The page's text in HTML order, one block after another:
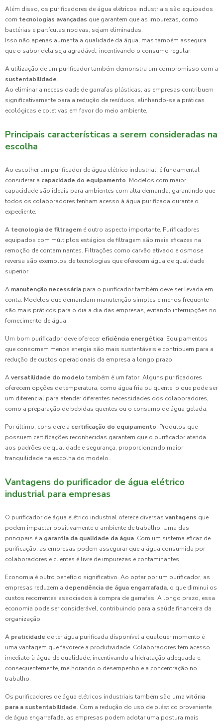
Além disso, os purificadores de água elétricos industriais são equipados
com tecnologias avançadas que garantem que as impurezas, como
bactérias e partículas nocivas, sejam eliminadas.
Isso não apenas aumenta a qualidade da água, mas também assegura
que o sabor dela seja agradável, incentivando o consumo regular.
A utilização de um purificador também demonstra um compromisso com a
sustentabilidade.
Ao eliminar a necessidade de garrafas plásticas, as empresas contribuem
significativamente para a redução de resíduos, alinhando-se a práticas
ecológicas e coletivas em favor do meio ambiente.
Principais características a serem consideradas na
escolha
Ao escolher um purificador de água elétrico industrial, é fundamental
considerar a capacidade do equipamento. Modelos com maior
capacidade são ideais para ambientes com alta demanda, garantindo que
todos os colaboradores tenham acesso à água purificada durante o
expediente.
A tecnologia de filtragem é outro aspecto importante. Purificadores
equipados com múltiplos estágios de filtragem são mais eficazes na
remoção de contaminantes. Filtrações como carvão ativado e osmose
reversa são exemplos de tecnologias que oferecem água de qualidade
superior.
A manutenção necessária para o purificador também deve ser levada em
conta. Modelos que demandam manutenção simples e menos frequente
são mais práticos para o dia a dia das empresas, evitando interrupções no
fornecimento de água.
Um bom purificador deve oferecer eficiência energética. Equipamentos
que consomem menos energia são mais sustentáveis e contribuem para a
redução de custos operacionais da empresa a longo prazo.
Aversatilidade do modelo também é um fator. Alguns purificadores
oferecem opções de temperatura, como água fria ou quente, o que pode ser
um diferencial para atender diferentes necessidades dos colaboradores,
como a preparação de bebidas quentes ou o consumo de água gelada.
Por último, considere a certificação do equipamento. Produtos que
possuem certificações reconhecidas garantem que o purificador atenda
aos padrões de qualidade e segurança, proporcionando maior
tranquilidade na escolha do modelo.
Vantagens do purificador de água elétrico
industrial para empresas
O purificador de água elétrico industrial oferece diversas vantagens que
podem impactar positivamente o ambiente de trabalho. Uma das
principais é a garantia da qualidade da água. Com um sistema eficaz de
purificação, as empresas podem assegurar que a água consumida por
colaboradores e clientes é livre de impurezas e contaminantes.
Economia é outro benefício significativo. Ao optar por um purificador, as
empresas reduzem a dependência de água engarrafada, o que diminui os
custos recorrentes associados à compra de garrafas. A longo prazo, essa
economia pode ser considerável, contribuindo para a saúde financeira da
organização.
A praticidade de ter água purificada disponível a qualquer momento é
uma vantagem que favorece a produtividade. Colaboradores têm acesso
imediato à água de qualidade, incentivando a hidratação adequada e,
consequentemente, melhorando o desempenho e a concentração no
trabalho.
Os purificadores de água elétricos industriais também são uma vitória
para a sustentabilidade. Com a redução do uso de plástico proveniente
de água engarrafada, as empresas podem adotar uma postura mais